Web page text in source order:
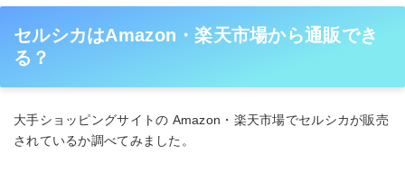
セルシカはAmazon・楽天市場から通販でき
る？
大手ショッピングサイトの Amazon・楽天市場でセルシカが販売
されているか調べてみました。